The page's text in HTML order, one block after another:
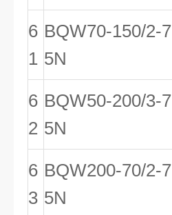
6
1
BQW70-150/2-7
5N
6
2
BQW50-200/3-7
5N
6
3
BQW200-70/2-7
5N